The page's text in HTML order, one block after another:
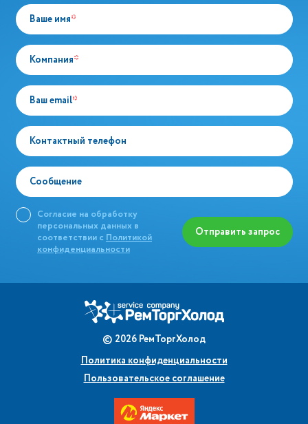
Ваше имя*
Компания*
Ваш email*
Контактный телефон
Сообщение
Согласие на обработку
персональных данных в
соответствии с Политикой
конфиденциальности
Отправить запрос
© 2026 РемТоргХолод
Политика конфиденциальности
Пользовательское соглашение